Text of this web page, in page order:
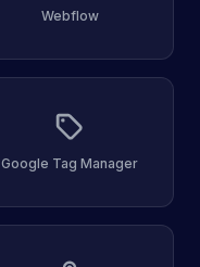
Webflow
Google Tag Manager